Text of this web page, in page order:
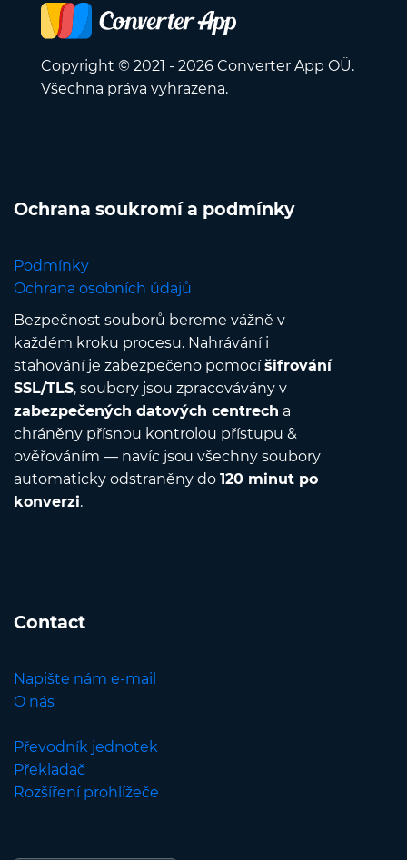
Copyright © 2021 - 2026 Converter App OÜ.
Všechna práva vyhrazena.
Ochrana soukromí a podmínky
Podmínky
Ochrana osobních údajů
Bezpečnost souborů bereme vážně v
každém kroku procesu. Nahrávání i
stahování je zabezpečeno pomocíšifrování
SSL/TLS, soubory jsou zpracovávány v
zabezpečených datových centrech a
chráněny přísnou kontrolou přístupu &
ověřováním — navíc jsou všechny soubory
automaticky odstraněny do 120 minut po
konverzi.
Contact
Napište nám e-mail
O nás
Převodník jednotek
Překladač
Rozšíření prohlížeče